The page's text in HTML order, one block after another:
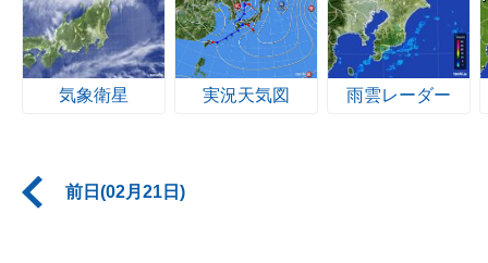
気象衛星 実況天気図 雨雲レーダー
前日(02月21日)